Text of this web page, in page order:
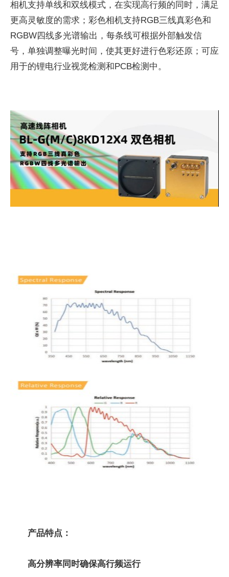
相机支持单线和双线模式，在实现高行频的同时，满足
更高灵敏度的需求；彩色相机支持RGB三线真彩色和
RGBW四线多光谱输出，每条线可根据外部触发信
号，单独调整曝光时间，使其更好进行色彩还原；可应
用于的锂电行业视觉检测和PCB检测中。
产品特点：
高分辨率同时确保高行频运行